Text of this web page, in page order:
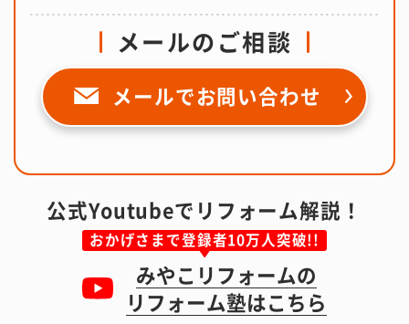
メールのご相談
メールでお問い合わせ
公式Youtubeでリフォーム解説！
おかげさまで登録者10万人突破!!
みやこリフォームの
リフォーム塾はこちら